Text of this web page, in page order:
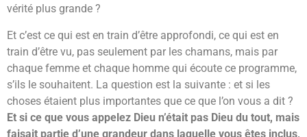
vérité plus grande ?
Et c’est ce qui est en train d’être approfondi, ce qui est en
train d’être vu, pas seulement par les chamans, mais par
chaque femme et chaque homme qui écoute ce programme,
s’ils le souhaitent. La question est la suivante : et si les
choses étaient plus importantes que ce que l’on vous a dit ?
Et si ce que vous appelez Dieu n’était pas Dieu du tout, mais
faisait partie d’une grandeur dans laquelle vous êtes inclus,